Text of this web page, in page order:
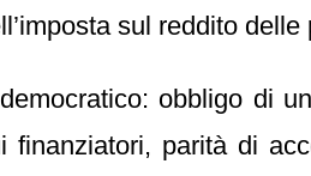
sul reddito delle
obbligo di
parità di